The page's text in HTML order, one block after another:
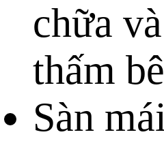
chữa
thấm
Sàn